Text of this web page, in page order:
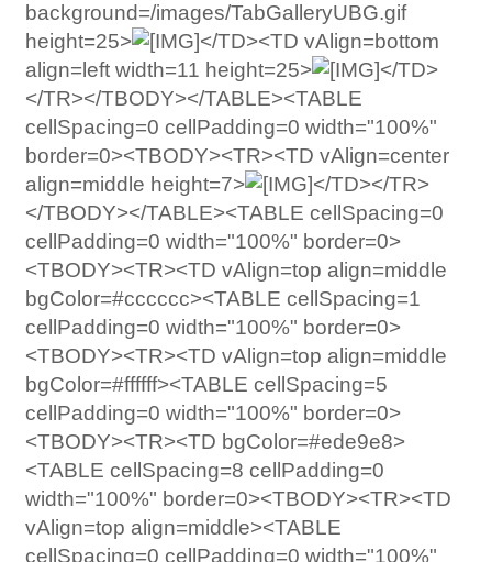
background=/images/TabGalleryUBG.gif
height=25>
</TD><TD vAlign=bottom
align=left width=11 height=25>
</TD>
</TR></TBODY></TABLE><TABLE
cellSpacing=0 cellPadding=0 width="100%"
border=0><TBODY><TR><TD vAlign=center
align=middle height=7>
</TD></TR>
</TBODY></TABLE><TABLE cellSpacing=0
cellPadding=0 width="100%" border=0>
<TBODY><TR><TD vAlign=top align=middle
bgColor=#cccccc><TABLE cellSpacing=1
cellPadding=0 width="100%" border=0>
<TBODY><TR><TD vAlign=top align=middle
bgColor=#ffffff><TABLE cellSpacing=5
cellPadding=0 width="100%" border=0>
<TBODY><TR><TD bgColor=#ede9e8>
<TABLE cellSpacing=8 cellPadding=0
width="100%" border=0><TBODY><TR><TD
vAlign=top align=middle><TABLE
cellSpacing=0 cellPadding=0 width="100%"